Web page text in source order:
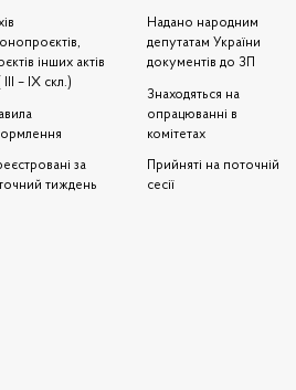
інших актів
III – IX скл.)
за
тиждень
Надано народним
депутатам України
документів до ЗП
Знаходяться на
опрацюванні в
комітетах
Прийняті на поточній
сесії